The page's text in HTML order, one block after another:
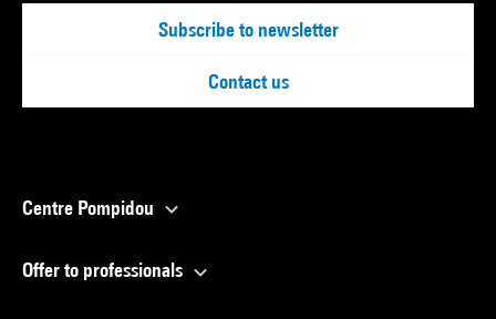
Subscribe to newsletter
Contact us
Centre Pompidou
Offer to professionals